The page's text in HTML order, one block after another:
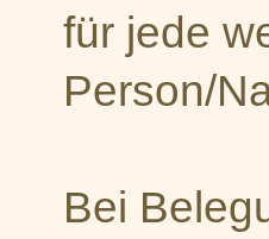
für jede
Person/
Bei